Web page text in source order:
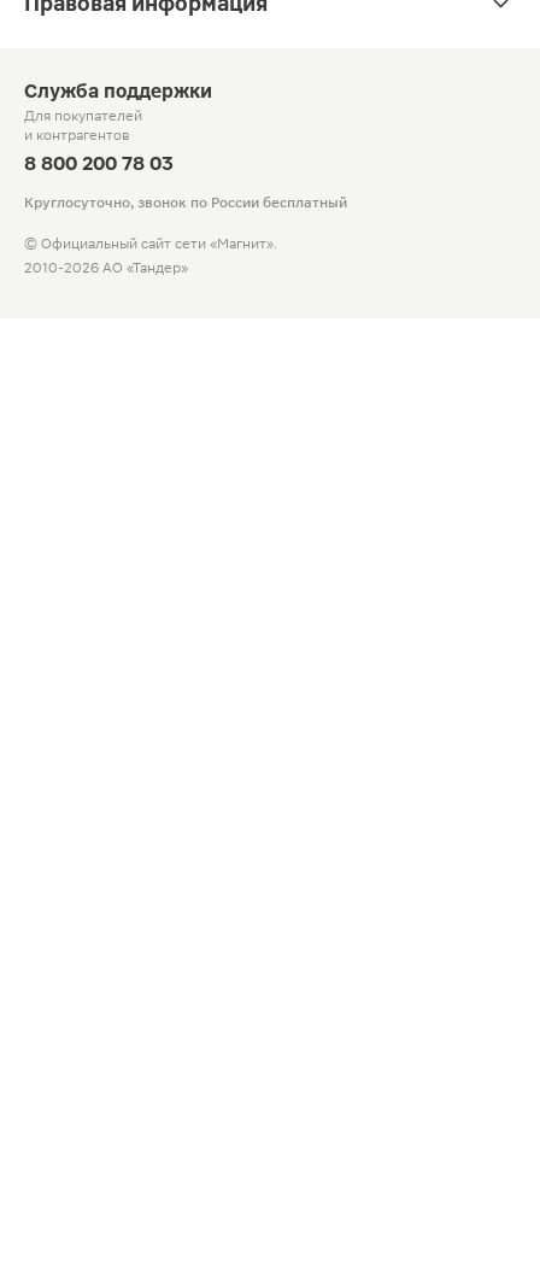
Служба поддержки
Для покупателей
и контрагентов
8 800 200 78 03
Круглосуточно, звонок по России бесплатный
© Официальный сайт сети «Магнит».
2010-2026 АО «Тандер»